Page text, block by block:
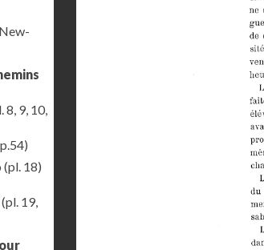
8, 9, 10,
(pl. 18)
19,